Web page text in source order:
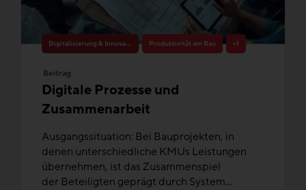
Digitalisierung & Innovation Produktivität am Bau +1
Beitrag
Digitale Prozesse und
Zusammenarbeit
Ausgangssituation: Bei Bauprojekten, in
denen unterschiedliche KMUs Leistungen
übernehmen, ist das Zusammenspiel
der Beteiligten geprägt durch System...